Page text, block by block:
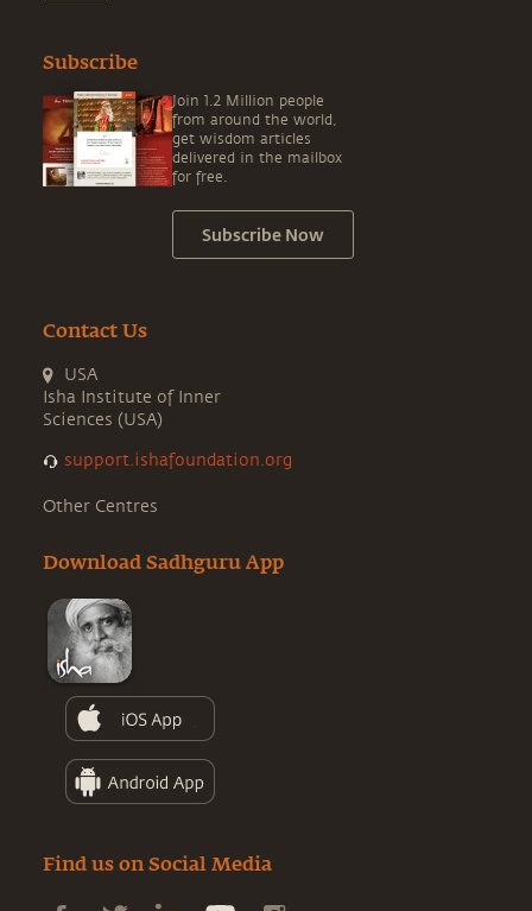
Subscribe
Join 1.2 Million people
from around the world,
get wisdom articles
delivered in the mailbox
for free.
Subscribe Now
Contact Us
USA
Isha Institute of Inner
Sciences (USA)
support.ishafoundation.org
Other Centres
Download Sadhguru App
Find us on Social Media